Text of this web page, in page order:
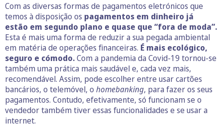
Com as diversas formas de pagamentos eletrónicos que
temos à disposição os pagamentos em dinheiro já
estão em segundo plano e quase que “fora de moda”.
Esta é mais uma forma de reduzir a sua pegada ambiental
em matéria de operações financeiras. É mais ecológico,
seguro e cómodo.Com a pandemia da Covid-19 tornou-se
também uma prática mais saudável e, cada vez mais,
recomendável. Assim, pode escolher entre usar cartões
bancários, o telemóvel, o homebanking, para fazer os seus
pagamentos. Contudo, efetivamente, só funcionam se o
vendedor também tiver essas funcionalidades e se usar a
internet.